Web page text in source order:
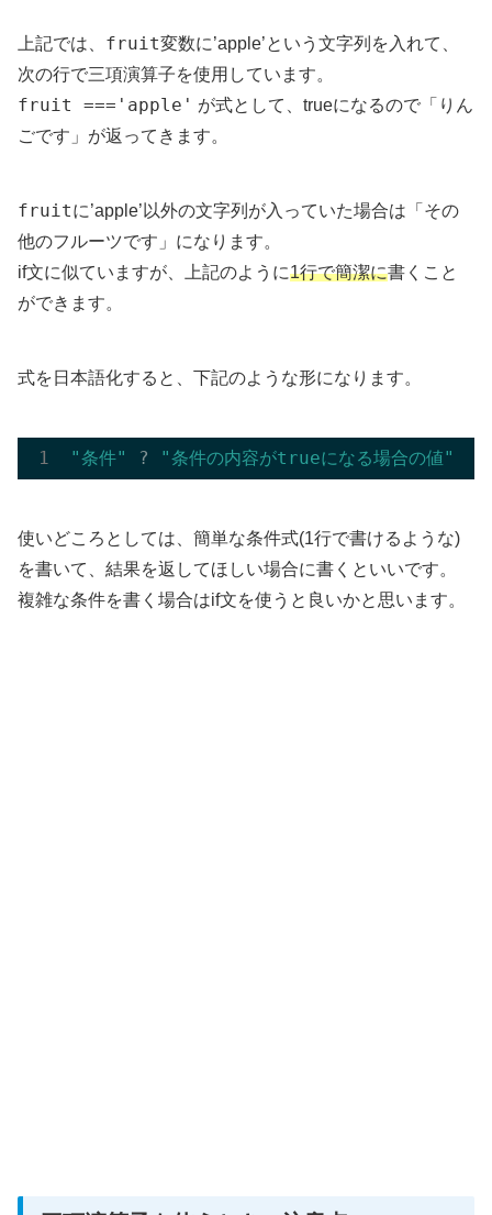
上記では、 fruit変数に’apple’という文字列を入れて、
次の行で三項演算子を使用しています。
fruit ==='apple' が式として、trueになるので「りん
ごです」が返ってきます。
fruitに’apple’以外の文字列が入っていた場合は「その
他のフルーツです」になります。
if文に似ていますが、上記のように1行で簡潔に書くこと
ができます。
式を日本語化すると、下記のような形になります。
"条件" ? "条件の内容がtrueになる場合の値"
使いどころとしては、簡単な条件式(1行で書けるような)
を書いて、結果を返してほしい場合に書くといいです。
複雑な条件を書く場合はif文を使うと良いかと思います。